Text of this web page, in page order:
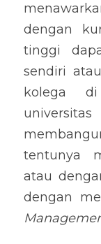
dengan
tinggi
sendiri
kolega
tentunya
atau
dengan